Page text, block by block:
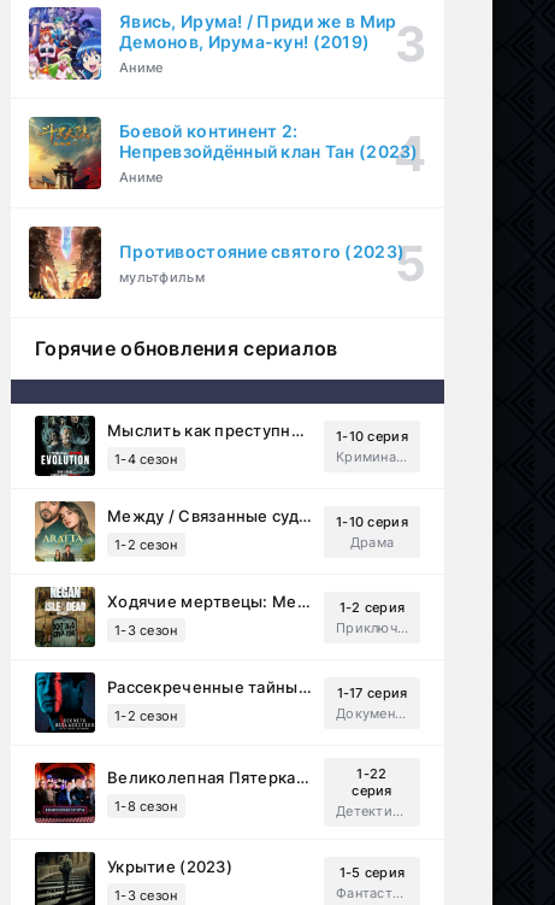
Явись, Ирума! / Приди же в Мир
Демонов, Ирума-кун! (2019)
Аниме
Боевой континент 2:
Непревзойдённый клан Тан (2023)
Аниме
Противостояние святого (2023)
мультфильм
Горячие обновления сериалов
Мыслить как преступник: Эволюция (2022)
1-4 сезон
1-10 серия
Криминал, Детектив, Триллер, Драма
Между / Связанные судьбой (2025)
1-2 сезон
1-10 серия
Драма
Ходячие мертвецы: Мертвый город (2023)
1-3 сезон
1-2 серия
Приключения, Ужасы, Триллер
Рассекреченные тайны с Дэвидом Духовны (2025)
1-2 сезон
1-17 серия
Документальный, Исторический, Sci-Fi
Великолепная Пятерка (2019)
1-8 сезон
1-22
серия
Детектив, Русский
Укрытие (2023)
1-3 сезон
1-5 серия
Фантастика, Триллер, Драма